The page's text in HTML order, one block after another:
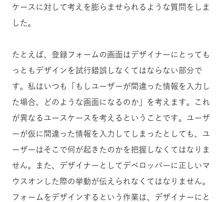
ケースに対して考えを膨らませられるような質問をしま
した。
たとえば、登録フォームの画面はデザイナーにとっても
っともデザインを試行錯誤しなくてはならない部分で
す。私はいつも「もしユーザーが間違った情報を入力し
た場合、どのような画面になるのか」を考えます。これ
が異なるユースケースを考えるということです。ユーザ
ーが仮に間違った情報を入力してしまったとしても、ユ
ーザーはそこで何が起きたのかを把握しなくてはなりま
せん。また、デザイナーとしてデベロッパーに正しいマ
ウスオンした際の挙動が伝えられなくてはなりません。
フォームをデザインするという作業は、デザイナーにと